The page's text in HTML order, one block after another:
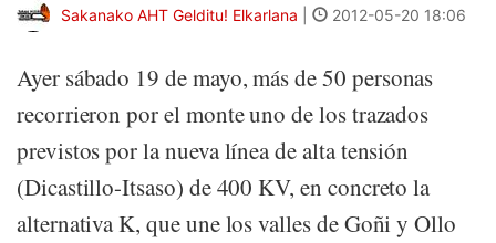
Sakanako AHT Gelditu! Elkarlana 2012-05-20 18:06
Ayer sábado 19 de mayo, más de 50 personas
recorrieron por el monte uno de los trazados
previstos por la nueva línea de alta tensión
(Dicastillo-Itsaso) de 400 KV, en concreto la
alternativa K, que une los valles de Goñi y Ollo